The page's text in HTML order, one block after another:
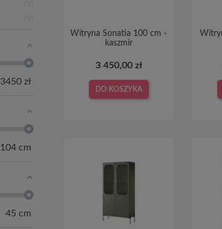
3450 zł
104 cm
45 cm
Witryna Sonatia 100 cm -
kaszmir
3 450,00 zł
DO KOSZYKA